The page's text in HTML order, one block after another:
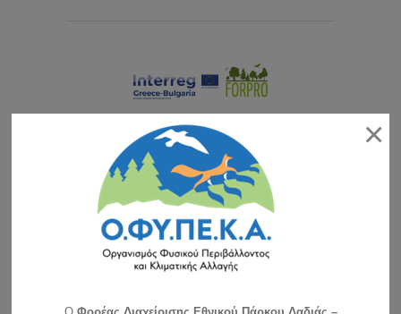
×
O Φορέας Διαχείρισης Εθνικού Πάρκου Δαδιάς –